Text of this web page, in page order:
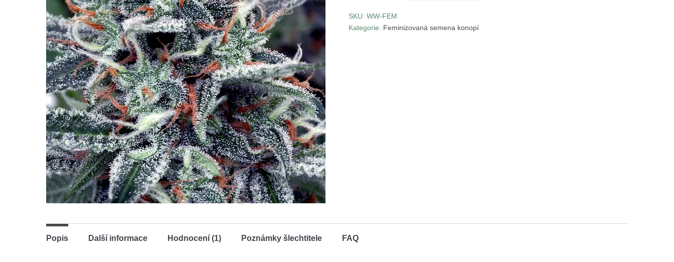
SKU:WW-FEM
Kategorie: Feminizovaná semena konopí
Popis Další informace Hodnocení (1) Poznámky šlechtitele FAQ